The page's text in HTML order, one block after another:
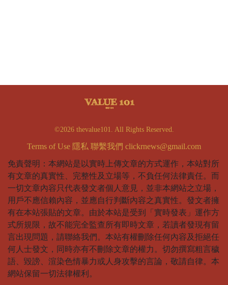
©2026 thevalue101. All Rights Reserved.
Terms of Use 隱私 聯繫我們 clickrnews@gmail.com
免責聲明：本網站是以實時上傳文章的方式運作，本站對所
有文章的真實性、完整性及立場等，不負任何法律責任。而
一切文章內容只代表發文者個人意見，並非本網站之立場，
用戶不應信賴內容，並應自行判斷內容之真實性。發文者擁
有在本站張貼的文章。由於本站是受到「實時發表」運作方
式所規限，故不能完全監查所有即時文章，若讀者發現有留
言出現問題，請聯絡我們。本站有權刪除任何內容及拒絕任
何人士發文，同時亦有不刪除文章的權力。切勿撰寫粗言穢
語、毀謗、渲染色情暴力或人身攻擊的言論，敬請自律。本
網站保留一切法律權利。